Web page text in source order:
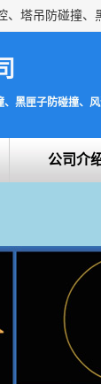
黑匣子防碰撞、
公司介